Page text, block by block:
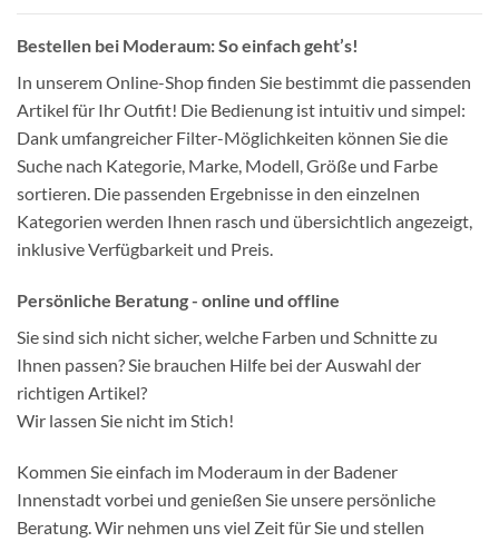
Bestellen bei Moderaum: So einfach geht’s!
In unserem Online-Shop finden Sie bestimmt die passenden
Artikel für Ihr Outfit! Die Bedienung ist intuitiv und simpel:
Dank umfangreicher Filter-Möglichkeiten können Sie die
Suche nach Kategorie, Marke, Modell, Größe und Farbe
sortieren. Die passenden Ergebnisse in den einzelnen
Kategorien werden Ihnen rasch und übersichtlich angezeigt,
inklusive Verfügbarkeit und Preis.
Persönliche Beratung - online und offline
Sie sind sich nicht sicher, welche Farben und Schnitte zu
Ihnen passen? Sie brauchen Hilfe bei der Auswahl der
richtigen Artikel?
Wir lassen Sie nicht im Stich!
Kommen Sie einfach im Moderaum in der Badener
Innenstadt vorbei und genießen Sie unsere persönliche
Beratung. Wir nehmen uns viel Zeit für Sie und stellen